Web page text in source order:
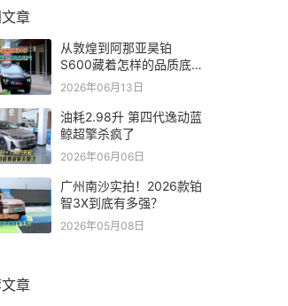
章
从敦煌到阿那亚昊铂
S600藏着怎样的品质底
气
2026年06月13日
油耗2.98升 第四代逸动蓝
鲸超擎杀疯了
2026年06月06日
广州南沙实拍！2026款铂
智3X到底有多强？
2026年05月08日
章